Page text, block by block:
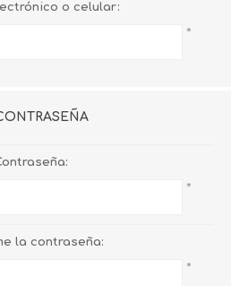
o celular:
*
*
la contraseña:
*